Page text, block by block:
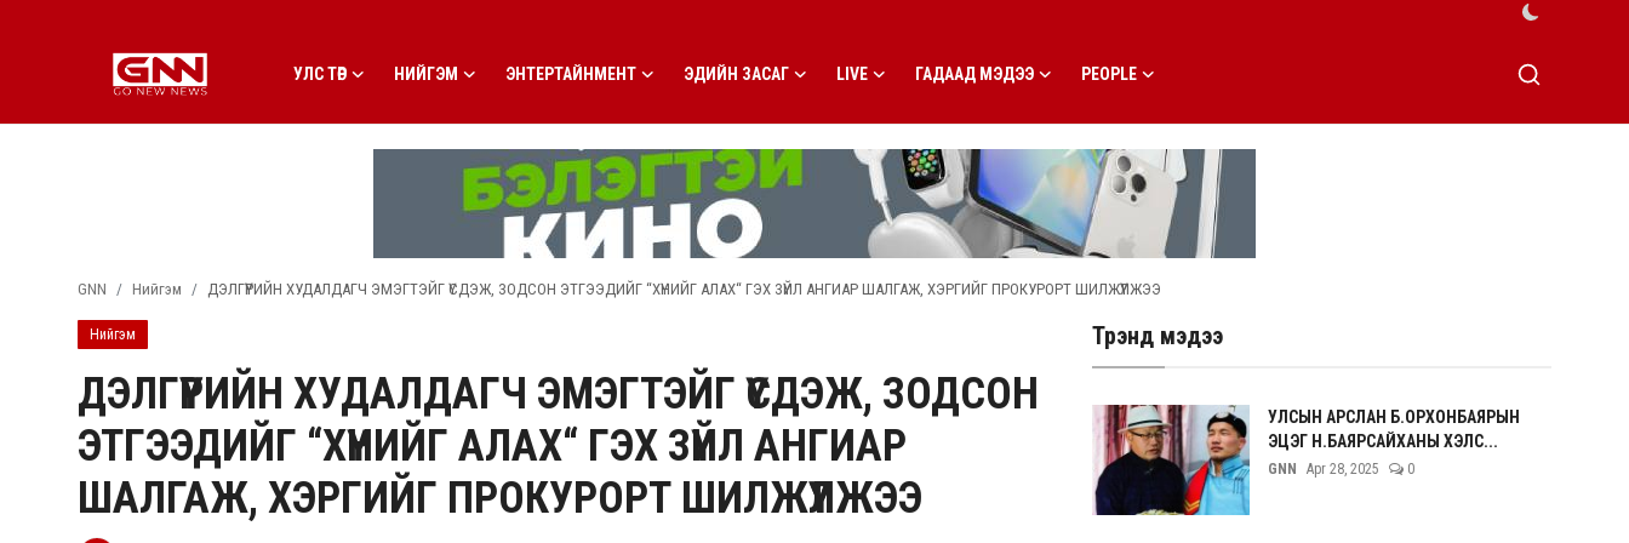
УЛС ТӨР НИЙГЭМ ЭНТЕРТАЙНМЕНТ ЭДИЙН ЗАСАГ LIVE ГАДААД МЭДЭЭ PEOPLE
Гадаад мэдээ
GNN Нийгэм ДЭЛГҮҮРИЙН ХУДАЛДАГЧ ЭМЭГТЭЙГ ҮСДЭЖ, ЗОДСОН ЭТГЭЭДИЙГ “ХҮНИЙГ АЛАХ“ ГЭХ ЗҮЙЛ АНГИАР ШАЛГАЖ, ХЭРГИЙГ ПРОКУРОРТ ШИЛЖҮҮЛЖЭЭ
Нийгэм
ДЭЛГҮҮРИЙН ХУДАЛДАГЧ ЭМЭГТЭЙГ ҮСДЭЖ, ЗОДСОН
ЭТГЭЭДИЙГ “ХҮНИЙГ АЛАХ“ ГЭХ ЗҮЙЛ АНГИАР
ШАЛГАЖ, ХЭРГИЙГ ПРОКУРОРТ ШИЛЖҮҮЛЖЭЭ
Трэнд мэдээ
УЛСЫН АРСЛАН Б.ОРХОНБАЯРЫН
ЭЦЭГ Н.БАЯРСАЙХАНЫ ХЭЛС...
GNN Apr 28, 2025 0